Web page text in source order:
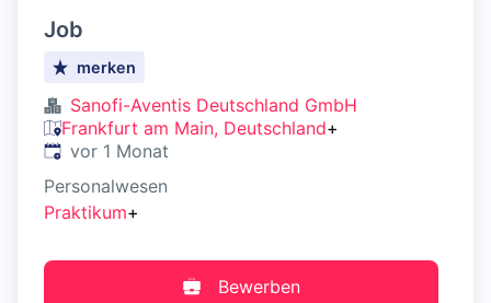
Job
merken
Sanofi-Aventis Deutschland GmbH
Frankfurt am Main, Deutschland+
Veröffentlicht:
vor 1 Monat
Personalwesen
Praktikum+
Bewerben